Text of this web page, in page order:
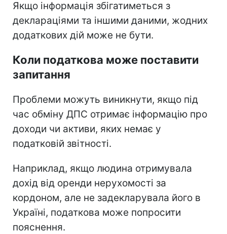
Якщо інформація збігатиметься з
деклараціями та іншими даними, жодних
додаткових дій може не бути.
Коли податкова може поставити
запитання
Проблеми можуть виникнути, якщо під
час обміну ДПС отримає інформацію про
доходи чи активи, яких немає у
податковій звітності.
Наприклад, якщо людина отримувала
дохід від оренди нерухомості за
кордоном, але не задекларувала його в
Україні, податкова може попросити
пояснення.